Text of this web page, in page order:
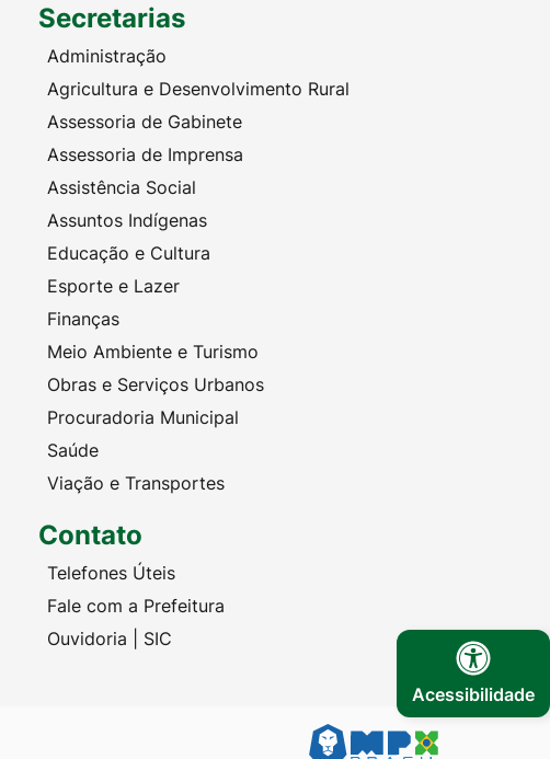
Secretarias
Administração
Agricultura e Desenvolvimento Rural
Assessoria de Gabinete
Assessoria de Imprensa
Assistência Social
Assuntos Indígenas
Educação e Cultura
Esporte e Lazer
Finanças
Meio Ambiente e Turismo
Obras e Serviços Urbanos
Procuradoria Municipal
Saúde
Viação e Transportes
Contato
Telefones Úteis
Fale com a Prefeitura
Ouvidoria | SIC
Acessibilidade